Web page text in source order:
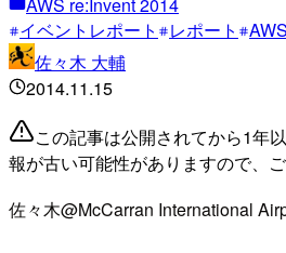
イベントレポート
レポート
AWS
佐々木 大輔
2014.11.15
この記事は公開されてから1年
報が古い可能性がありますので、ご
佐々木@McCarran International